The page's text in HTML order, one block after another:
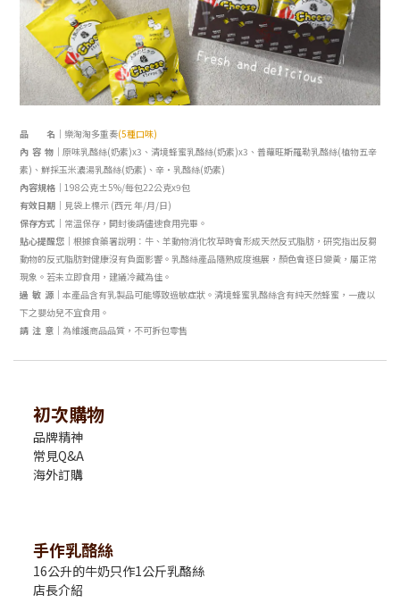
品 名｜ 樂淘淘多重奏(5種口味)
內 容 物｜ 原味乳酪絲(奶素)x3、清境蜂蜜乳酪絲(奶素)x3 、 普蘿旺斯羅勒乳酪絲(植物五辛
素)、 鮮採玉米濃湯乳酪絲(奶素) 、辛‧乳酪絲(奶素)
內容規格｜ 198公克±5%/每包22公克x9包
有效日期｜ 見袋上標示 (西元 年/月/日)
保存方式｜ 常溫保存，開封後請儘速食用完畢。
貼心提醒您｜ 根據食藥署說明：牛、羊動物消化牧草時會形成天然反式脂肪，研究指出反芻
動物的反式脂肪對健康沒有負面影響。 乳酪絲產品隨熟成度進展，顏色會逐日變黃，屬正常
現象。若未立即食用，建議冷藏為佳。
過 敏 源｜ 本產品含有乳製品可能導致過敏症狀。清境蜂蜜乳酪絲含有純天然蜂蜜，一歲以
下之嬰幼兒不宜食用。
請 注 意｜ 為維護商品品質，不可拆包零售
初次購物
品牌精神
常見Q&A
海外訂購
手作乳酪絲
16公升的牛奶只作1公斤乳酪絲
店長介紹